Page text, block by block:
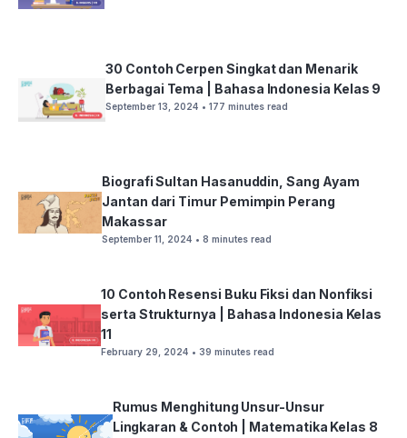
30 Contoh Cerpen Singkat dan Menarik
Berbagai Tema | Bahasa Indonesia Kelas 9
September 13, 2024 • 177 minutes read
Biografi Sultan Hasanuddin, Sang Ayam
Jantan dari Timur Pemimpin Perang
Makassar
September 11, 2024 • 8 minutes read
10 Contoh Resensi Buku Fiksi dan Nonfiksi
serta Strukturnya | Bahasa Indonesia Kelas
11
February 29, 2024 • 39 minutes read
Rumus Menghitung Unsur-Unsur
Lingkaran & Contoh | Matematika Kelas 8